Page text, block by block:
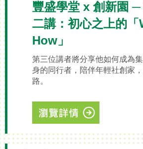
豐盛學堂 x 創新園
二講：初心之上的
How」
第三位講者將分享他如何成為
身的同行者，陪伴年輕社創家
路。